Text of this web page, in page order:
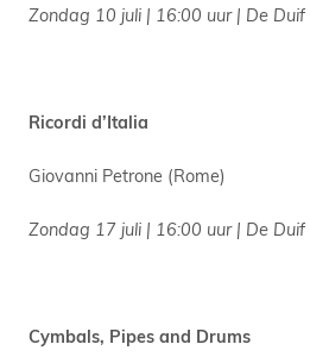
Zondag 10 juli | 16:00 uur | De Duif
Ricordi d’Italia
Giovanni Petrone (Rome)
Zondag 17 juli | 16:00 uur | De Duif
Cymbals, Pipes and Drums